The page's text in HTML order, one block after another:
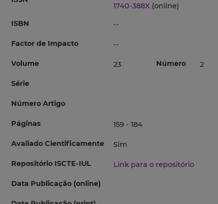
1740-388X (online)
ISBN
--
Factor de Impacto --
Volume 23 Número 2
Série
Número Artigo
Páginas 159 - 184
Avaliado Cientificamente Sim
Repositório ISCTE-IUL Link para o repositório
Data Publicação (online)